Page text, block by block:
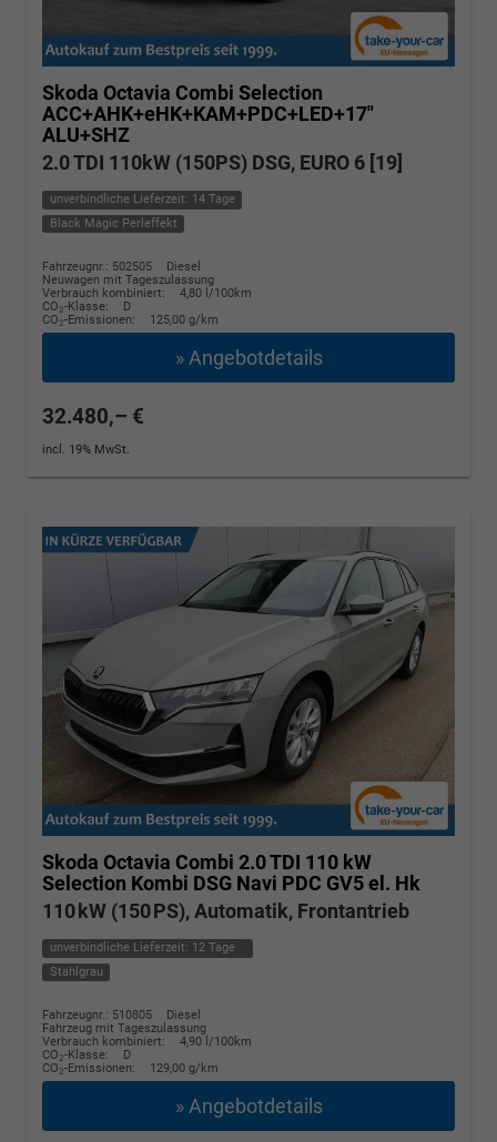
Skoda Octavia Combi Selection
ACC+AHK+eHK+KAM+PDC+LED+17"
ALU+SHZ
2.0 TDI 110kW (150PS) DSG, EURO 6 [19]
unverbindliche Lieferzeit: 14 Tage
Black Magic Perleffekt
Fahrzeugnr.: 502505
Diesel
Neuwagen mit Tageszulassung
Verbrauch kombiniert:
4,80 l/100km
CO2-Klasse:
D
CO2-Emissionen: 125,00 g/km
» Angebotdetails
32.480,– €
incl. 19% MwSt.
Skoda Octavia Combi 2.0 TDI 110 kW
Selection Kombi DSG Navi PDC GV5 el. Hk
110 kW (150 PS), Automatik, Frontantrieb
unverbindliche Lieferzeit: 12 Tage
Stahlgrau
Fahrzeugnr.: 510805
Diesel
Fahrzeug mit Tageszulassung
Verbrauch kombiniert:
4,90 l/100km
CO2-Klasse:
D
CO2-Emissionen: 129,00 g/km
» Angebotdetails